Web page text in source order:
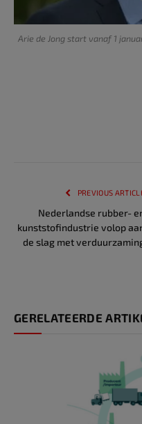
Arie de Jong start vanaf 1
PREVIOUS
Nederlandse rubber-
kunststofindustrie volop
de slag met
GERELATEERDE